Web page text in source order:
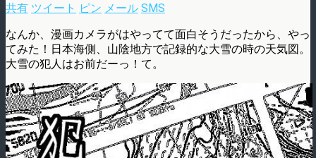
共有 ツイート ピン メール SMS
なんか、漫画カメラがはやってて面白そうだったから、やっ
てみた！日本海側、山陰地方で記録的な大雪の時の天気図。
大雪の犯人はお前だーっ！て。